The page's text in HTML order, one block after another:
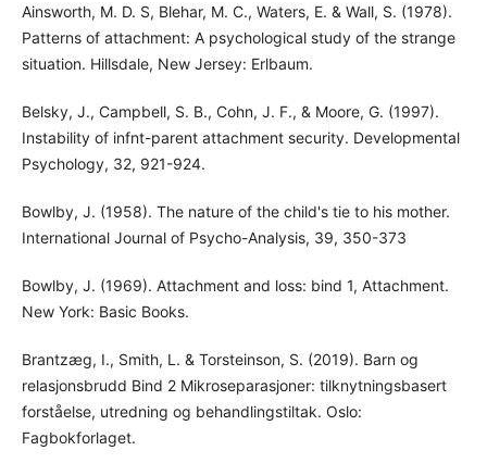
Ainsworth, M. D. S, Blehar, M. C., Waters, E. & Wall, S. (1978).
Patterns of attachment: A psychological study of the strange
situation. Hillsdale, New Jersey: Erlbaum.
Belsky, J., Campbell, S. B., Cohn, J. F., & Moore, G. (1997).
Instability of infnt-parent attachment security. Developmental
Psychology, 32, 921-924.
Bowlby, J. (1958). The nature of the child's tie to his mother.
International Journal of Psycho-Analysis, 39, 350-373
Bowlby, J. (1969). Attachment and loss: bind 1, Attachment.
New York: Basic Books.
Brantzæg, I., Smith, L. & Torsteinson, S. (2019). Barn og
relasjonsbrudd Bind 2 Mikroseparasjoner: tilknytningsbasert
forståelse, utredning og behandlingstiltak. Oslo:
Fagbokforlaget.